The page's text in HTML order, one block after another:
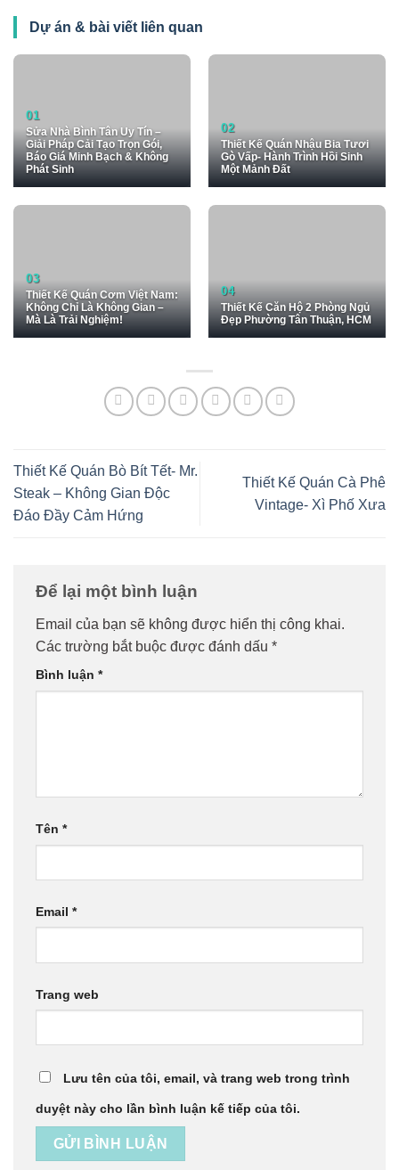
Dự án & bài viết liên quan
Sửa Nhà Bình Tân Uy Tín –
Giải Pháp Cải Tạo Trọn Gói,
Báo Giá Minh Bạch & Không
Phát Sinh
Thiết Kế Quán Nhậu Bia Tươi
Gò Vấp- Hành Trình Hồi Sinh
Một Mảnh Đất
Thiết Kế Quán Cơm Việt Nam:
Không Chỉ Là Không Gian –
Mà Là Trải Nghiệm!
Thiết Kế Căn Hộ 2 Phòng Ngủ
Đẹp Phường Tân Thuận, HCM
Thiết Kế Quán Bò Bít Tết- Mr.
Steak – Không Gian Độc
Đáo Đầy Cảm Hứng
Thiết Kế Quán Cà Phê
Vintage- Xì Phố Xưa
Để lại một bình luận
Email của bạn sẽ không được hiển thị công khai.
Các trường bắt buộc được đánh dấu *
Bình luận *
Tên *
Email *
Trang web
Lưu tên của tôi, email, và trang web trong trình
duyệt này cho lần bình luận kế tiếp của tôi.